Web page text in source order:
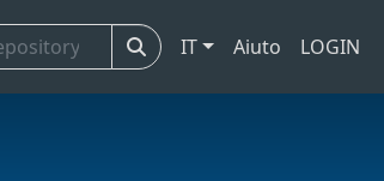
IT Aiuto LOGIN